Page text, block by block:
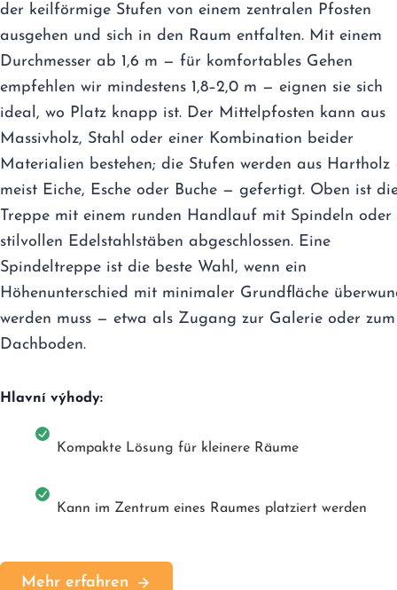
der keilförmige Stufen von einem zentralen Pfosten
ausgehen und sich in den Raum entfalten. Mit einem
Durchmesser ab 1,6 m — für komfortables Gehen
empfehlen wir mindestens 1,8–2,0 m — eignen sie sich
ideal, wo Platz knapp ist. Der Mittelpfosten kann aus
Massivholz, Stahl oder einer Kombination beider
Materialien bestehen; die Stufen werden aus Hartholz
meist Eiche, Esche oder Buche — gefertigt. Oben ist
Treppe mit einem runden Handlauf mit Spindeln oder
stilvollen Edelstahlstäben abgeschlossen. Eine
Spindeltreppe ist die beste Wahl, wenn ein
Höhenunterschied mit minimaler Grundfläche
werden muss — etwa als Zugang zur Galerie oder zum
Dachboden.
Hlavní výhody:
Kompakte Lösung für kleinere Räume
Kann im Zentrum eines Raumes platziert werden
Mehr erfahren